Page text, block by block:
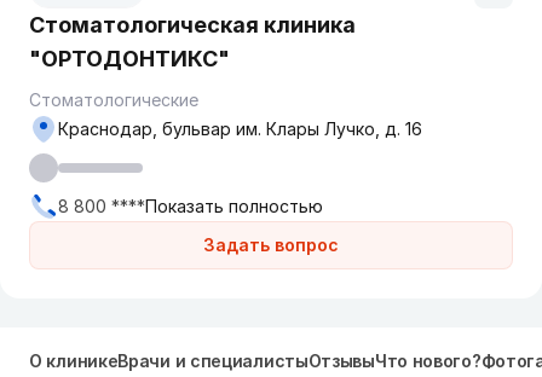
Стоматологическая клиника
"ОРТОДОНТИКС"
Стоматологические
Задать вопрос
Краснодар, бульвар им. Клары Лучко, д. 16
8 800 ****Показать полностью
О клиникеВрачи и специалистыОтзывыЧто нового?